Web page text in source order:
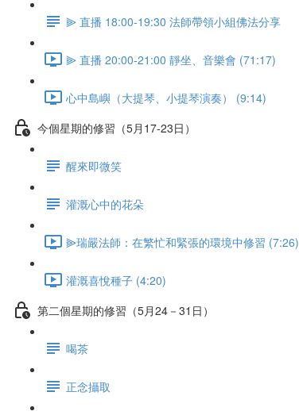
⫸ 直播 18:00-19:30 法師帶領小組佛法分享
⫸ 直播 20:00-21:00 靜坐、音樂會 (71:17)
心中島嶼（大提琴、小提琴演奏） (9:14)
今個星期的修習（5月17-23日）
醒來即微笑
灌溉心中的花朵
⫸瑞嚴法師：在繁忙和緊張的環境中修習 (7:26)
灌溉喜悅種子 (4:20)
第二個星期的修習（5月24－31日）
喝茶
正念攝取